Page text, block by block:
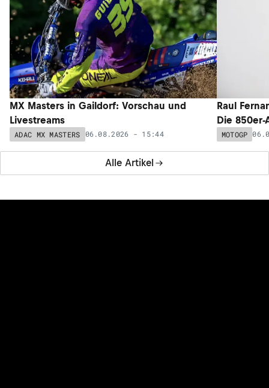
Alle Artikel
MX Masters in Gaildorf: Vorschau und
Livestreams
ADAC MX MASTERS 06.08.2026 - 15:44
Raul
Die
MOTOGP